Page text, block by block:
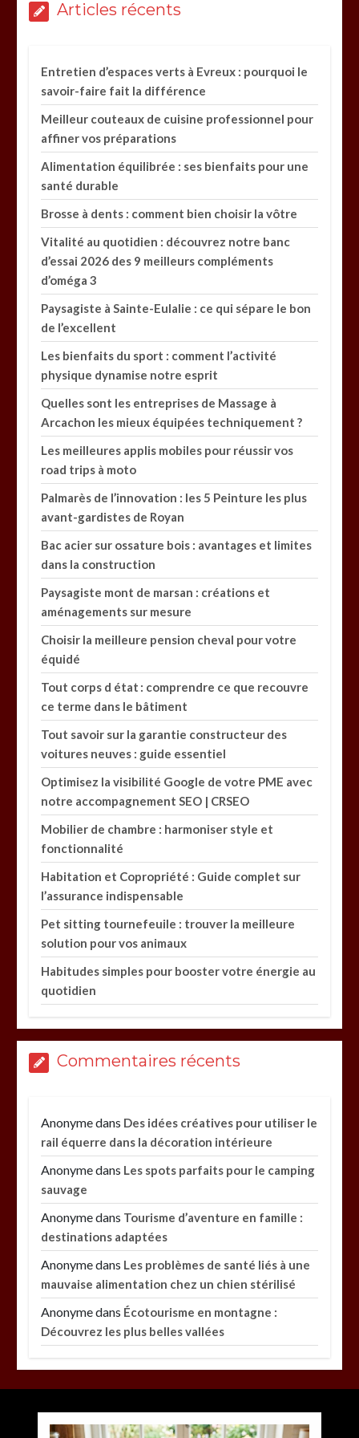
Articles récents
Entretien d’espaces verts à Evreux : pourquoi le
savoir-faire fait la différence
Meilleur couteaux de cuisine professionnel pour
affiner vos préparations
Alimentation équilibrée : ses bienfaits pour une
santé durable
Brosse à dents : comment bien choisir la vôtre
Vitalité au quotidien : découvrez notre banc
d’essai 2026 des 9 meilleurs compléments
d’oméga 3
Paysagiste à Sainte-Eulalie : ce qui sépare le bon
de l’excellent
Les bienfaits du sport : comment l’activité
physique dynamise notre esprit
Quelles sont les entreprises de Massage à
Arcachon les mieux équipées techniquement ?
Les meilleures applis mobiles pour réussir vos
road trips à moto
Palmarès de l’innovation : les 5 Peinture les plus
avant-gardistes de Royan
Bac acier sur ossature bois : avantages et limites
dans la construction
Paysagiste mont de marsan : créations et
aménagements sur mesure
Choisir la meilleure pension cheval pour votre
équidé
Tout corps d état : comprendre ce que recouvre
ce terme dans le bâtiment
Tout savoir sur la garantie constructeur des
voitures neuves : guide essentiel
Optimisez la visibilité Google de votre PME avec
notre accompagnement SEO | CRSEO
Mobilier de chambre : harmoniser style et
fonctionnalité
Habitation et Copropriété : Guide complet sur
l’assurance indispensable
Pet sitting tournefeuile : trouver la meilleure
solution pour vos animaux
Habitudes simples pour booster votre énergie au
quotidien
Commentaires récents
Anonymedans Des idées créatives pour utiliser le
rail équerre dans la décoration intérieure
Anonymedans Les spots parfaits pour le camping
sauvage
Anonymedans Tourisme d’aventure en famille :
destinations adaptées
Anonymedans Les problèmes de santé liés à une
mauvaise alimentation chez un chien stérilisé
Anonymedans Écotourisme en montagne :
Découvrez les plus belles vallées
Entretien d’espaces verts à Evreux : pourquoi le
savoir-faire fait la différence
parPovoski 10 août 2026
0
Paysagiste à Sainte-Eulalie : ce qui sépare le bon
de l’excellent
parPovoski 5 août 2026
0